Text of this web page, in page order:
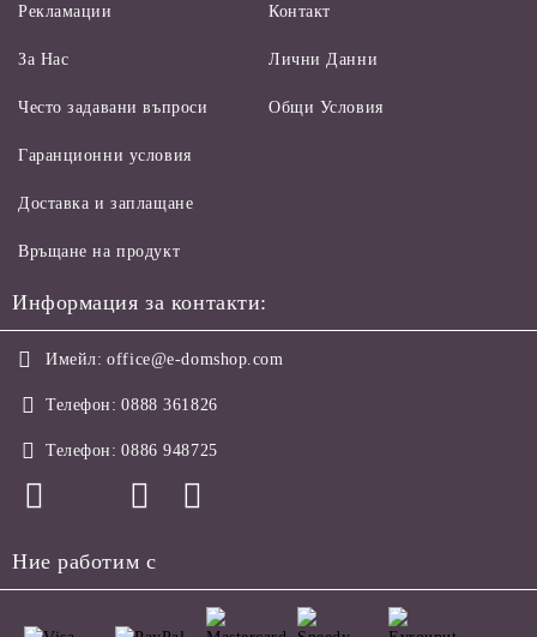
Рекламации
За Нас
Често задавани въпроси
Контакт
Лични Данни
Общи Условия
Гаранционни условия
Доставка и заплащане
Връщане на продукт
Информация за контакти:
Имейл: office@e-domshop.com
Телефон: 0888 361826
Телефон: 0886 948725
Ние работим с